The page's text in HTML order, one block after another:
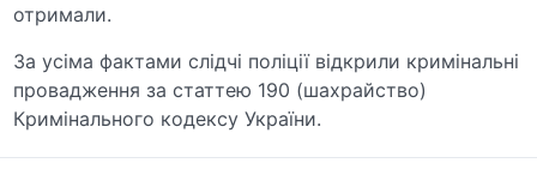
отримали.
За усіма фактами слідчі поліції відкрили кримінальні
провадження за статтею 190 (шахрайство)
Кримінального кодексу України.